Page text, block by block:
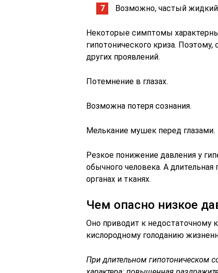
Возможно, частый жидкий
Некоторые симптомы характерны
гипотонического криза.
других проявлений.
Потемнение в глазах.
Возможна потеря сознания.
Мелькание мушек перед глазами.
Резкое понижение давления у
обычного человека. А
органах и тканях.
Чем опасно низкое
Оно приводит к недостаточному
кислородному голоданию
При длительном гипотоническом